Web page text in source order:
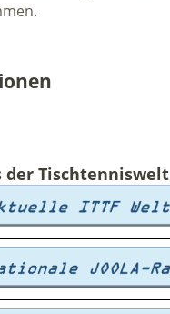
der Tischtenniswelt